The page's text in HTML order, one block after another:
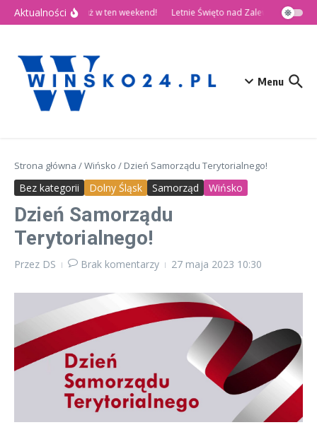
Przejdź do treści
Aktualności
🎉 Dni Wińska 2026 już w ten weekend! Letnie Święto nad Zalewem Słup
Menu
Strona główna /Wińsko / Dzień Samorządu Terytorialnego!
Bez kategorii Dolny Śląsk Samorząd Wińsko
Dzień Samorządu
Terytorialnego!
Przez DS Brak komentarzy 27 maja 2023 10:30